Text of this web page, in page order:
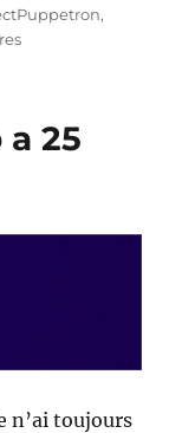
,
sur
Adobe
25
n’ai toujours